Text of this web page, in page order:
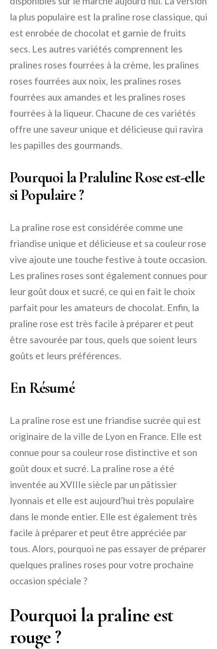
la plus populaire est la praline rose classique, qui
est enrobée de chocolat et garnie de fruits
secs. Les autres variétés comprennent les
pralines roses fourrées à la crème, les pralines
roses fourrées aux noix, les pralines roses
fourrées aux amandes et les pralines roses
fourrées à la liqueur. Chacune de ces variétés
offre une saveur unique et délicieuse qui ravira
les papilles des gourmands.
Pourquoi la Praluline Rose est-elle
si Populaire ?
La praline rose est considérée comme une
friandise unique et délicieuse et sa couleur rose
vive ajoute une touche festive à toute occasion.
Les pralines roses sont également connues pour
leur goût doux et sucré, ce qui en fait le choix
parfait pour les amateurs de chocolat. Enfin, la
praline rose est très facile à préparer et peut
être savourée par tous, quels que soient leurs
goûts et leurs préférences.
En Résumé
La praline rose est une friandise sucrée qui est
originaire de la ville de Lyon en France. Elle est
connue pour sa couleur rose distinctive et son
goût doux et sucré. La praline rose a été
inventée au XVIIIe siècle par un pâtissier
lyonnais et elle est aujourd’hui très populaire
dans le monde entier. Elle est également très
facile à préparer et peut être appréciée par
tous. Alors, pourquoi ne pas essayer de préparer
quelques pralines roses pour votre prochaine
occasion spéciale ?
Pourquoi la praline est
rouge ?